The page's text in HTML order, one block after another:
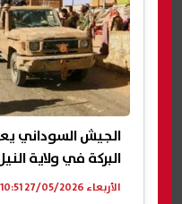
الجيش السوداني
البركة في ولاية
الأربعاء 27/05/2026 10:51 م